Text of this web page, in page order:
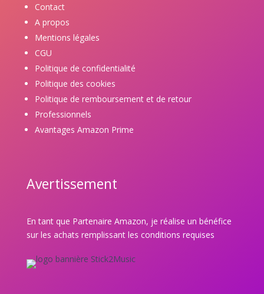
Contact
A propos
Mentions légales
CGU
Politique de confidentialité
Politique des cookies
Politique de remboursement et de retour
Professionnels
Avantages Amazon Prime
Avertissement
En tant que Partenaire Amazon, je réalise un bénéfice
sur les achats remplissant les conditions requises